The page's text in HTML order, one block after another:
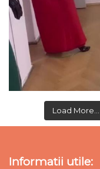
Load More...
Informatii utile: